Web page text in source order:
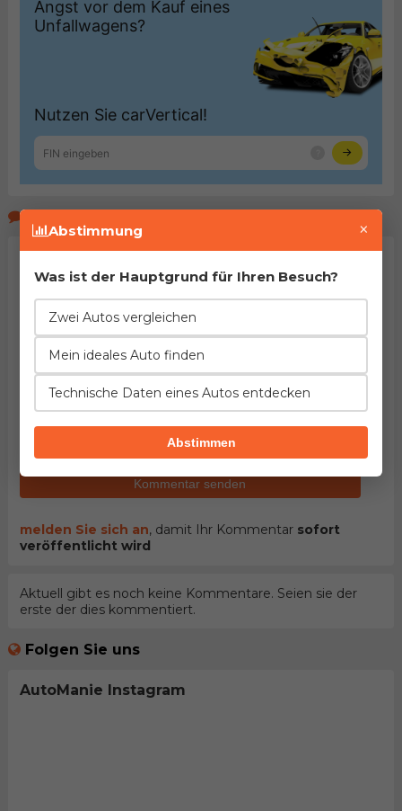
HINWEIS:Pflichtfelder sind mit dem Stern (*)
gekennzeichnet. Mit dem Versenden des Kommentars
bestätigen SieNutzungsbedingungenunseres Portals
gelesen und akzeptiert zu haben.
Kommentar senden
melden Sie sich an, damit Ihr Kommentar sofort
veröffentlicht wird
Aktuell gibt es noch keine Kommentare. Seien sie der
erste der dies kommentiert.
Folgen Sie uns
AutoManie Instagram
Abstimmung ×
Was ist der Hauptgrund für Ihren Besuch?
Zwei Autos vergleichen
Mein ideales Auto finden
Technische Daten eines Autos entdecken
Abstimmen